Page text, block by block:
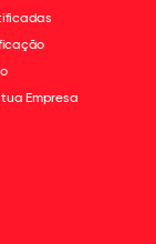
Empresa